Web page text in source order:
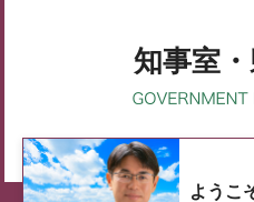
知事室
ようこ